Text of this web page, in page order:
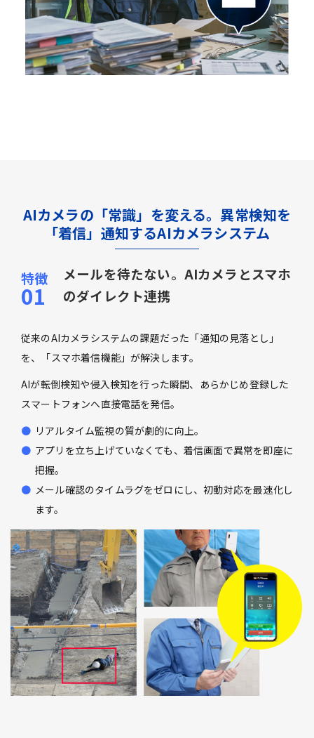
AIカメラの「常識」を変える。異常検知を
「着信」通知するAIカメラシステム
メールを待たない。AIカメラとスマホ
のダイレクト連携
従来のAIカメラシステムの課題だった「通知の見落とし」
を、「スマホ着信機能」が解決します。
AIが転倒検知や侵入検知を行った瞬間、あらかじめ登録した
スマートフォンへ直接電話を発信。
リアルタイム監視の質が劇的に向上。
アプリを立ち上げていなくても、着信画面で異常を即座に
把握。
メール確認のタイムラグをゼロにし、初動対応を最速化し
ます。